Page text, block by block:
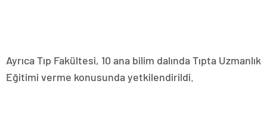
Ayrıca Tıp Fakültesi, 10 ana bilim dalında Tıpta Uzmanlık
Eğitimi verme konusunda yetkilendirildi.